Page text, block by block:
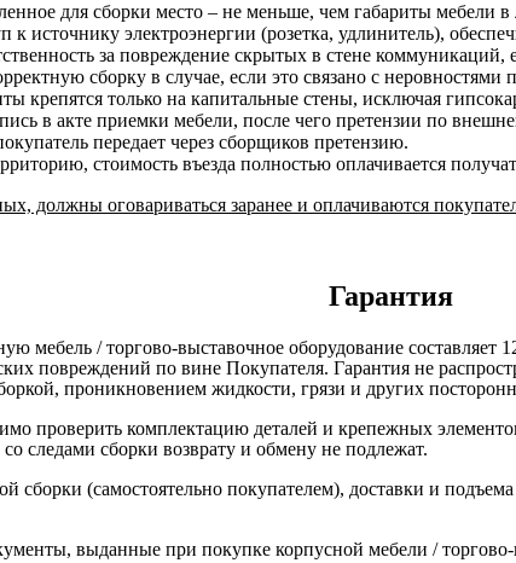
для сборки место – не меньше, чем габариты
к источнику электроэнергии (розетка, удлинитель),
за повреждение скрытых в стене коммуникаций,
сборку в случае, если это связано с
крепятся только на капитальные стены, исключая
в акте приемки мебели, после чего претензии по
передает через сборщиков претензию.
стоимость въезда полностью оплачивается
должны оговариваться заранее и оплачиваются
Гарантия
мебель / торгово-выставочное оборудование составляет
повреждений по вине Покупателя. Гарантия не
проникновением жидкости, грязи и других
проверить комплектацию деталей и крепежных
следами сборки возврату и обмену не подлежат.
сборки (самостоятельно покупателем), доставки и
выданные при покупке корпусной мебели /